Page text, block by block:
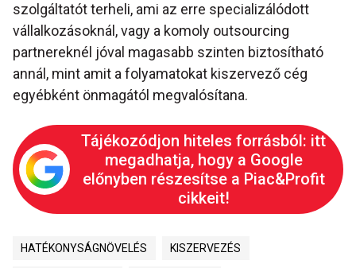
szolgáltatót terheli, ami az erre specializálódott
vállalkozásoknál, vagy a komoly outsourcing
partnereknél jóval magasabb szinten biztosítható
annál, mint amit a folyamatokat kiszervező cég
egyébként önmagától megvalósítana.
Tájékozódjon hiteles forrásból: itt
megadhatja, hogy a Google
előnyben részesítse a Piac&Profit
cikkeit!
HATÉKONYSÁGNÖVELÉS KISZERVEZÉS